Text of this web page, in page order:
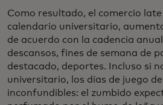
Como resultado, el comercio
calendario universitario,
de acuerdo con la cadencia
descansos, fines de semana de
destacado, deportes. Incluso si
universitario, los días de juego
inconfundibles: el zumbido